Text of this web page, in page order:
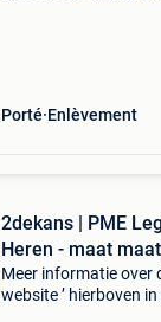
Porté Enlèvement
2dekans | PME
Heren - maat maat
Meer informatie over
website ’ hierboven